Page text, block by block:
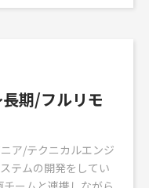
期/フルリモ
ア/テクニカルエンジ
テムの開発をしてい